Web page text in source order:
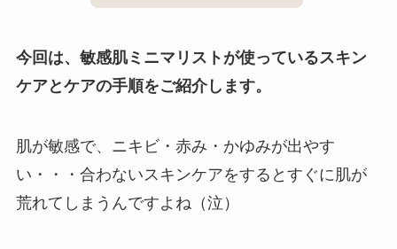
今回は、敏感肌ミニマリストが使っているスキン
ケアとケアの手順をご紹介します。
肌が敏感で、ニキビ・赤み・かゆみが出やす
い・・・合わないスキンケアをするとすぐに肌が
荒れてしまうんですよね（泣）